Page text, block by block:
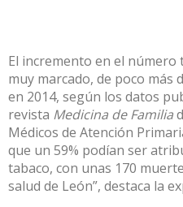
El incremento en el número
muy marcado, de poco más
en 2014, según los datos
revista Medicina de Familia
Médicos de Atención
que un 59% podían ser
tabaco, con unas 170
salud de León”, destaca la